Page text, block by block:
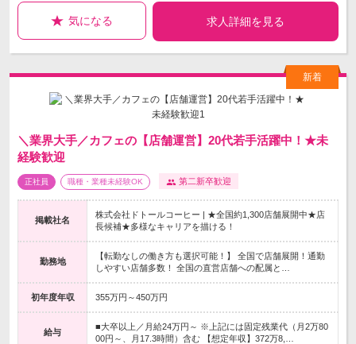
気になる 求人詳細を見る
＼業界大手／カフェの【店舗運営】20代若手活躍中！★未
経験歓迎
正社員 職種・業種未経験OK 第二新卒歓迎
掲載社名
株式会社ドトールコーヒー | ★全国約1,300店舗展開中★店
長候補★多様なキャリアを描ける！
勤務地
【転勤なしの働き方も選択可能！】 全国で店舗展開！通勤
しやすい店舗多数！ 全国の直営店舗への配属と…
初年度年収 355万円～450万円
給与
■大卒以上／月給24万円～ ※上記には固定残業代（月2万80
00円～、月17.3時間）含む 【想定年収】372万8,…